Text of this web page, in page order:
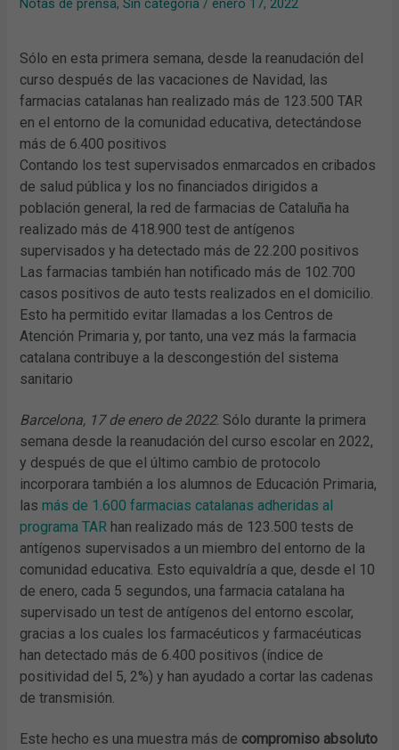
Notas de prensa,Sin categoría / enero 17, 2022
Sólo en esta primera semana, desde la reanudación del
curso después de las vacaciones de Navidad, las
farmacias catalanas han realizado más de 123.500 TAR
en el entorno de la comunidad educativa, detectándose
más de 6.400 positivos
Contando los test supervisados enmarcados en cribados
de salud pública y los no financiados dirigidos a
población general, la red de farmacias de Cataluña ha
realizado más de 418.900 test de antígenos
supervisados y ha detectado más de 22.200 positivos
Las farmacias también han notificado más de 102.700
casos positivos de auto tests realizados en el domicilio.
Esto ha permitido evitar llamadas a los Centros de
Atención Primaria y, por tanto, una vez más la farmacia
catalana contribuye a la descongestión del sistema
sanitario
Barcelona, 17 de enero de 2022. Sólo durante la primera
semana desde la reanudación del curso escolar en 2022,
y después de que el último cambio de protocolo
incorporara también a los alumnos de Educación Primaria,
lasmás de 1.600 farmacias catalanas adheridas al
programa TAR han realizado más de 123.500 tests de
antígenos supervisados a un miembro del entorno de la
comunidad educativa. Esto equivaldría a que, desde el 10
de enero, cada 5 segundos, una farmacia catalana ha
supervisado un test de antígenos del entorno escolar,
gracias a los cuales los farmacéuticos y farmacéuticas
han detectado más de 6.400 positivos (índice de
positividad del 5, 2%) y han ayudado a cortar las cadenas
de transmisión.
Este hecho es una muestra más de compromiso absoluto